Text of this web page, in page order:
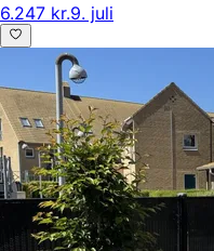
6.247 kr.9. juli